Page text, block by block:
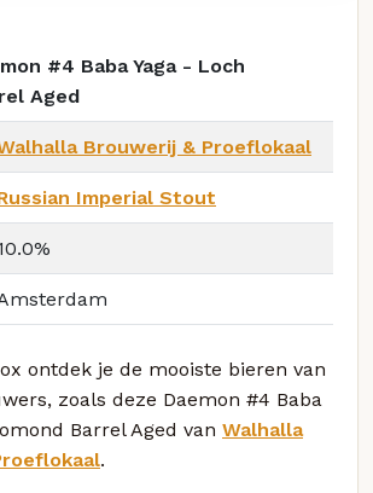
#4 Baba Yaga - Loch
Aged
Brouwerij & Proeflokaal
Imperial Stout
ontdek je de mooiste bieren van
zoals deze Daemon #4 Baba
Barrel Aged van Walhalla
.